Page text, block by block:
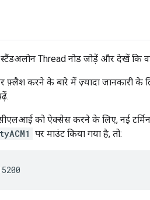
Thread नोड जोड़ें और देखें कि
फ़्लैश करने के बारे में ज़्यादा जानकारी के
को ऐक्सेस करने के लिए, नई
पर माउंट किया गया है, तो: